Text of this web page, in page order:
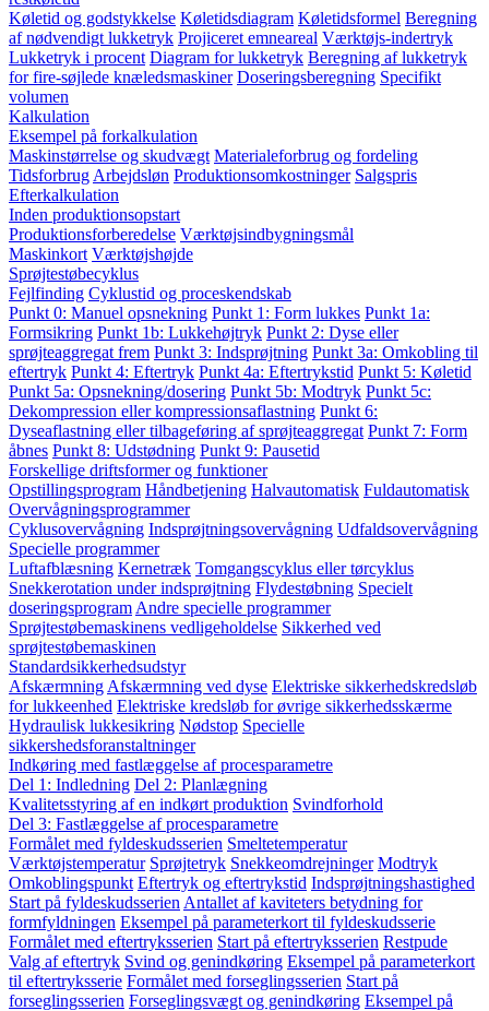
Køletid og godstykkelse Køletidsdiagram Køletidsformel Beregning
af nødvendigt lukketryk Projiceret emneareal Værktøjs-indertryk
Lukketryk i procent Diagram for lukketryk Beregning af lukketryk
for fire-søjlede knæledsmaskiner Doseringsberegning Specifikt
volumen
Kalkulation
Eksempel på forkalkulation
Maskinstørrelse og skudvægt Materialeforbrug og fordeling
Tidsforbrug Arbejdsløn Produktionsomkostninger Salgspris
Efterkalkulation
Inden produktionsopstart
Produktionsforberedelse Værktøjsindbygningsmål
Maskinkort Værktøjshøjde
Sprøjtestøbecyklus
Fejlfinding Cyklustid og proceskendskab
Punkt 0: Manuel opsnekning Punkt 1: Form lukkes Punkt 1a:
Formsikring Punkt 1b: Lukkehøjtryk Punkt 2: Dyse eller
sprøjteaggregat frem Punkt 3: Indsprøjtning Punkt 3a: Omkobling til
eftertryk Punkt 4: Eftertryk Punkt 4a: Eftertrykstid Punkt 5: Køletid
Punkt 5a: Opsnekning/dosering Punkt 5b: Modtryk Punkt 5c:
Dekompression eller kompressionsaflastning Punkt 6:
Dyseaflastning eller tilbageføring af sprøjteaggregat Punkt 7: Form
åbnes Punkt 8: Udstødning Punkt 9: Pausetid
Forskellige driftsformer og funktioner
Opstillingsprogram Håndbetjening Halvautomatisk Fuldautomatisk
Overvågningsprogrammer
Cyklusovervågning Indsprøjtningsovervågning Udfaldsovervågning
Specielle programmer
Luftafblæsning Kernetræk Tomgangscyklus eller tørcyklus
Snekkerotation under indsprøjtning Flydestøbning Specielt
doseringsprogram Andre specielle programmer
Sprøjtestøbemaskinens vedligeholdelse Sikkerhed ved
sprøjtestøbemaskinen
Standardsikkerhedsudstyr
Afskærmning Afskærmning ved dyse Elektriske sikkerhedskredsløb
for lukkeenhed Elektriske kredsløb for øvrige sikkerhedsskærme
Hydraulisk lukkesikring Nødstop Specielle
sikkershedsforanstaltninger
Indkøring med fastlæggelse af procesparametre
Del 1: Indledning Del 2: Planlægning
Kvalitetsstyring af en indkørt produktion Svindforhold
Del 3: Fastlæggelse af procesparametre
Formålet med fyldeskudsserien Smeltetemperatur
Værktøjstemperatur Sprøjtetryk Snekkeomdrejninger Modtryk
Omkoblingspunkt Eftertryk og eftertrykstid Indsprøjtningshastighed
Start på fyldeskudsserien Antallet af kaviteters betydning for
formfyldningen Eksempel på parameterkort til fyldeskudsserie
Formålet med eftertryksserien Start på eftertryksserien Restpude
Valg af eftertryk Svind og genindkøring Eksempel på parameterkort
til eftertryksserie Formålet med forseglingsserien Start på
forseglingsserien Forseglingsvægt og genindkøring Eksempel på